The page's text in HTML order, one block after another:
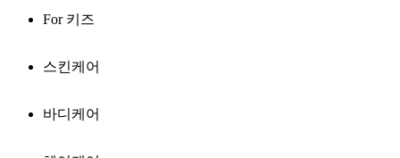
For 키즈
스킨케어
바디케어